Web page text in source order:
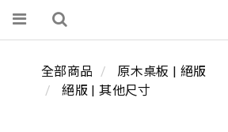
全部商品
原木桌板 | 絕版
絕版 | 其他尺寸